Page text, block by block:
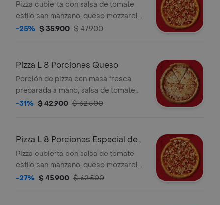
carnes
Pizza cubierta con salsa de tomate
estilo san manzano, queso mozzarella,
leche entera recién rallado, queso
-25% $ 35.900 $ 47.900
Pizza L 8 Porciones Queso
Porción de pizza con masa fresca
preparada a mano, salsa de tomate
estilo san marzano, queso mozzarella
-31% $ 42.900 $ 62.500
Pizza L 8 Porciones Especial de
carnes
Pizza cubierta con salsa de tomate
estilo san manzano, queso mozzarella,
leche entera recién rallado, queso
-27% $ 45.900 $ 62.500